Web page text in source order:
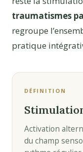
traumatismes
regroupe
pratique
DÉFINITION
Activation
du champ